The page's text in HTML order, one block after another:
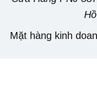
Mặt hàng kinh